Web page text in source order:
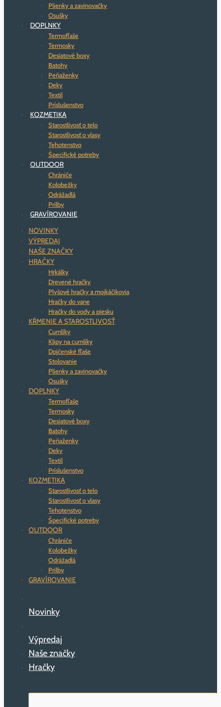
Plienky a zavinovačky
Osušky
DOPLNKY
Termofľaše
Termosky
Desiatové boxy
Batohy
Peňaženky
Deky
Textil
Príslušenstvo
KOZMETIKA
Starostlivosť o telo
Starostlivosť o vlasy
Tehotenstvo
Špecifické potreby
OUTDOOR
Chrániče
Kolobežky
Odrážadlá
Prilby
GRAVÍROVANIE
NOVINKY
VÝPREDAJ
NAŠE ZNAČKY
HRAČKY
Hrkálky
Drevené hračky
Plyšové hračky a mojkáčikovia
Hračky do vane
Hračky do vody a piesku
KŔMENIE A STAROSTLIVOSŤ
Cumlíky
Klipy na cumlíky
Dojčenské fľaše
Stolovanie
Plienky a zavinovačky
Osušky
DOPLNKY
Termofľaše
Termosky
Desiatové boxy
Batohy
Peňaženky
Deky
Textil
Príslušenstvo
KOZMETIKA
Starostlivosť o telo
Starostlivosť o vlasy
Tehotenstvo
Špecifické potreby
OUTDOOR
Chrániče
Kolobežky
Odrážadlá
Prilby
GRAVÍROVANIE
Novinky
Výpredaj
Naše značky
Hračky